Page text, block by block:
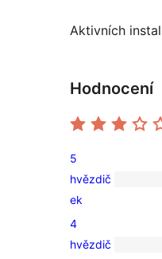
Aktivních
Hodnocení
3
5hvězdičkové
hodnocení
5
hvězdič
ek
0
4
hvězdič